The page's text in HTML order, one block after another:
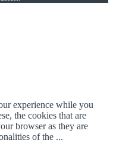
experience while you
the cookies that are
browser as they are
of the ...